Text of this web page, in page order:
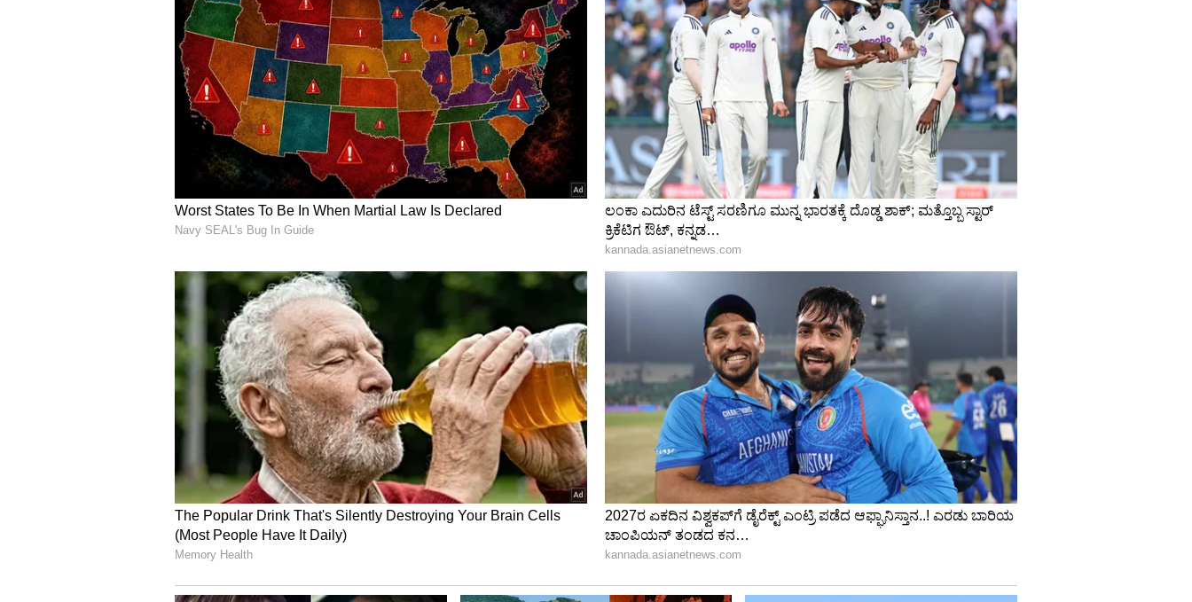
ಮೋನಿಕಾ ಬೇಡಿ:
ಭೂಗತ ಜಗತ್ತಿನ ಜೊತೆ ಸಂಬಂಧ ಹೊಂದಿದ್ದ ಇನ್ನೊಬ್ಬ ನಟಿ ಮೋನಿಕಾ ಬೇಡಿ. ಆ ದಿನಗಳಲ್ಲಿ ಭೂಗತ ಪಾತಕಿ
ಅಬು ಸಲೇಂ ಜೊತೆ ನಟಿ ಮೋನಿಕಾ ಬೇಡಿ ಅವರ ಸಂಬಂಧ ಹಾಟ್ ಟಾಪಿಕ್ ಆಗಿತ್ತು. ಇಸ್ಲಾಂಗೆ
ಮತಾಂತರಗೊಂಡು ಅಬು ಸಲೇಂ ವರಿಸಿದ ಮೋನಿಕಾರ ಬಾಳು ಆಮೇಲೆ ನರಕವಾಯಿತು. 2002ರಲ್ಲಿ ಲಿಸ್ಬನ್
ಪೊಲೀಸರು ನಕಲಿ ಪಾಸ್​ ಪೋರ್ಟ್​ಗಳನ್ನು ಬಳಸಿ ಪೋರ್ಚುಗಲ್​ಗೆ ಪ್ರವೇಶಿಸಿದ್ದಕ್ಕಾಗಿ ಮೋನಿಕಾ ಮತ್ತು ಅಬು
ಶಿಕ್ಷೆಯ ನಂತರ, ಮೋನಿಕಾ 2007ರಲ್ಲಿ ಬಿಡುಗಡೆಯಾದರು.
4